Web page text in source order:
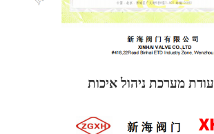
מערכת ניהול איכות